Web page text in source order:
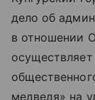
дело об
в отношении
медведя» на